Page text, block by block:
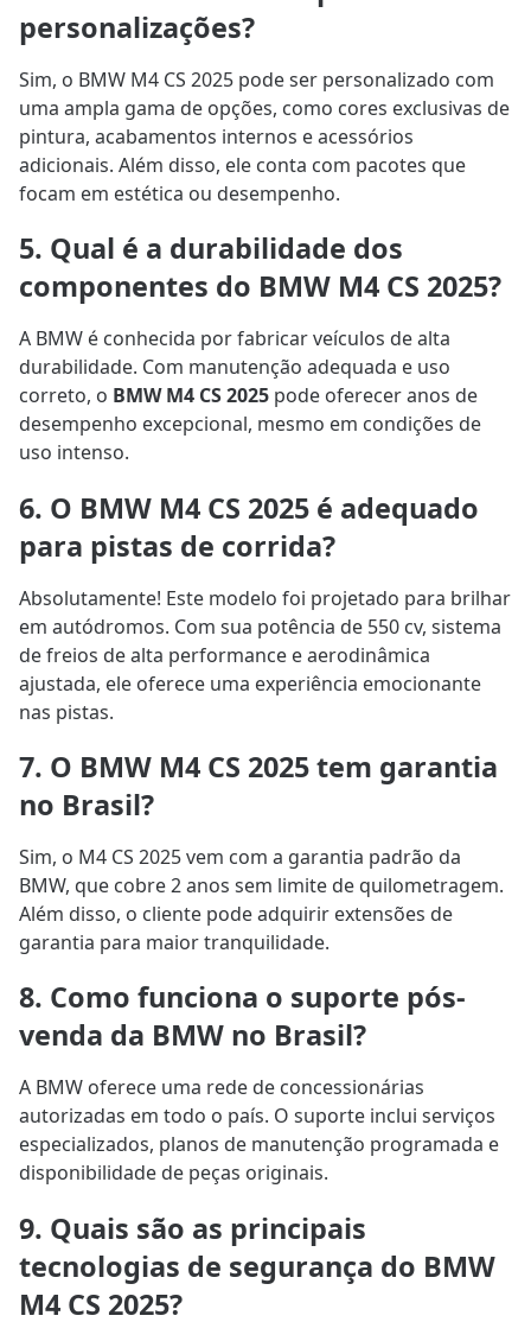
personalizações?
Sim, o BMW M4 CS 2025 pode ser personalizado com
uma ampla gama de opções, como cores exclusivas de
pintura, acabamentos internos e acessórios
adicionais. Além disso, ele conta com pacotes que
focam em estética ou desempenho.
5. Qual é a durabilidade dos
componentes do BMW M4 CS 2025?
A BMW é conhecida por fabricar veículos de alta
durabilidade. Com manutenção adequada e uso
correto, o BMW M4 CS 2025 pode oferecer anos de
desempenho excepcional, mesmo em condições de
uso intenso.
6. O BMW M4 CS 2025 é adequado
para pistas de corrida?
Absolutamente! Este modelo foi projetado para brilhar
em autódromos. Com sua potência de 550 cv, sistema
de freios de alta performance e aerodinâmica
ajustada, ele oferece uma experiência emocionante
nas pistas.
7. O BMW M4 CS 2025 tem garantia
no Brasil?
Sim, o M4 CS 2025 vem com a garantia padrão da
BMW, que cobre 2 anos sem limite de quilometragem.
Além disso, o cliente pode adquirir extensões de
garantia para maior tranquilidade.
8. Como funciona o suporte pós-
venda da BMW no Brasil?
A BMW oferece uma rede de concessionárias
autorizadas em todo o país. O suporte inclui serviços
especializados, planos de manutenção programada e
disponibilidade de peças originais.
9. Quais são as principais
tecnologias de segurança do BMW
M4 CS 2025?